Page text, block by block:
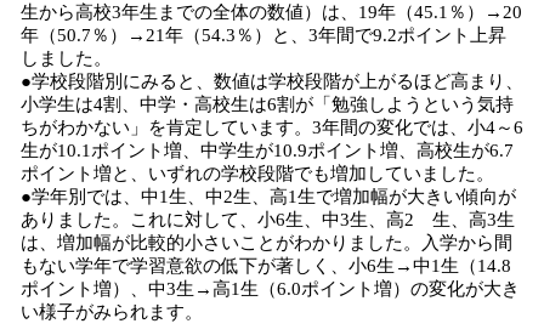
生から高校3年生までの全体の数値）は、19年（45.1％）→20
年（50.7％）→21年（54.3％）と、3年間で9.2ポイント上昇
しました。
●学校段階別にみると、数値は学校段階が上がるほど高まり、
小学生は4割、中学・高校生は6割が「勉強しようという気持
ちがわかない」を肯定しています。3年間の変化では、小4～6
生が10.1ポイント増、中学生が10.9ポイント増、高校生が6.7
ポイント増と、いずれの学校段階でも増加していました。
●学年別では、中1生、中2生、高1生で増加幅が大きい傾向が
ありました。これに対して、小6生、中3生、高2 生、高3生
は、増加幅が比較的小さいことがわかりました。入学から間
もない学年で学習意欲の低下が著しく、小6生→中1生（14.8
ポイント増）、中3生→高1生（6.0ポイント増）の変化が大き
い様子がみられます。